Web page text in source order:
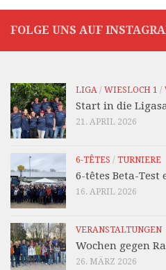
FOLGE UNS AUF
LIGA / WIESLOCH 1 /
Start in die
21. APRIL 2026
6-TÊTES / TURNIERE
6-têtes Beta-Test
16. APRIL 2026
VERANSTALTUNGEN
Wochen gegen
26. MÄRZ 2026